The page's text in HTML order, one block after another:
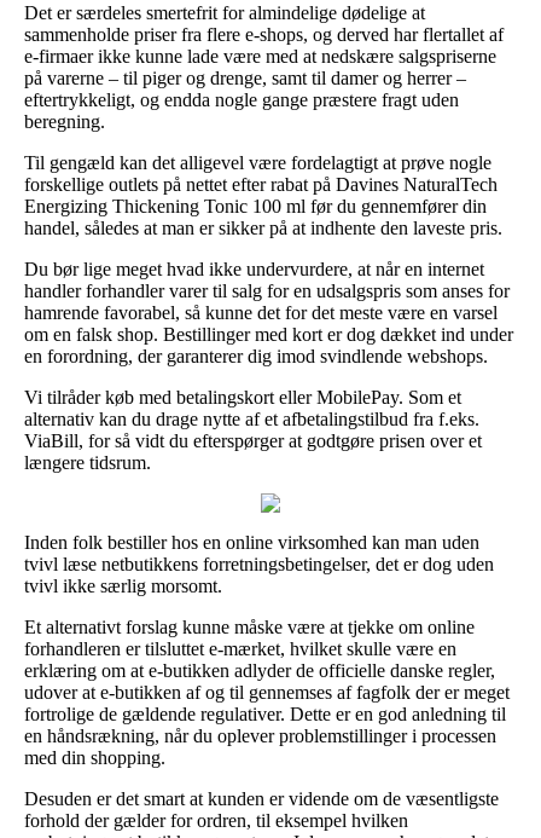
Det er særdeles smertefrit for almindelige dødelige at
sammenholde priser fra flere e-shops, og derved har flertallet af
e-firmaer ikke kunne lade være med at nedskære salgspriserne
på varerne – til piger og drenge, samt til damer og herrer –
eftertrykkeligt, og endda nogle gange præstere fragt uden
beregning.
Til gengæld kan det alligevel være fordelagtigt at prøve nogle
forskellige outlets på nettet efter rabat på Davines NaturalTech
Energizing Thickening Tonic 100 ml før du gennemfører din
handel, således at man er sikker på at indhente den laveste pris.
Du bør lige meget hvad ikke undervurdere, at når en internet
handler forhandler varer til salg for en udsalgspris som anses for
hamrende favorabel, så kunne det for det meste være en varsel
om en falsk shop. Bestillinger med kort er dog dækket ind under
en forordning, der garanterer dig imod svindlende webshops.
Vi tilråder køb med betalingskort eller MobilePay. Som et
alternativ kan du drage nytte af et afbetalingstilbud fra f.eks.
ViaBill, for så vidt du efterspørger at godtgøre prisen over et
længere tidsrum.
Inden folk bestiller hos en online virksomhed kan man uden
tvivl læse netbutikkens forretningsbetingelser, det er dog uden
tvivl ikke særlig morsomt.
Et alternativt forslag kunne måske være at tjekke om online
forhandleren er tilsluttet e-mærket, hvilket skulle være en
erklæring om at e-butikken adlyder de officielle danske regler,
udover at e-butikken af og til gennemses af fagfolk der er meget
fortrolige de gældende regulativer. Dette er en god anledning til
en håndsrækning, når du oplever problemstillinger i processen
med din shopping.
Desuden er det smart at kunden er vidende om de væsentligste
forhold der gælder for ordren, til eksempel hvilken